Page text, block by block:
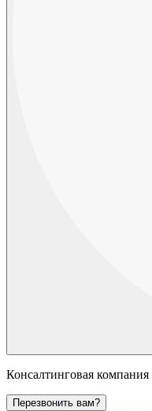
Консалтинговая компания
Перезвонить вам?